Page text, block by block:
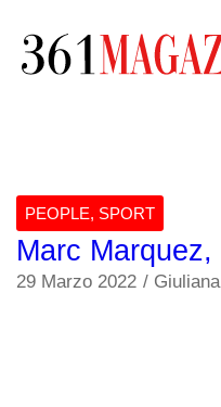
PEOPLE, SPORT
Marc
29 Marzo 2022 /